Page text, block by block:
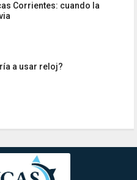
Corrientes: cuando la
a usar reloj?